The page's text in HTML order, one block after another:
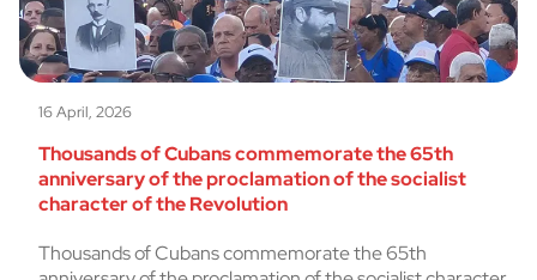
16 April, 2026
Thousands of Cubans commemorate the 65th
anniversary of the proclamation of the socialist
character of the Revolution
Thousands of Cubans commemorate the 65th